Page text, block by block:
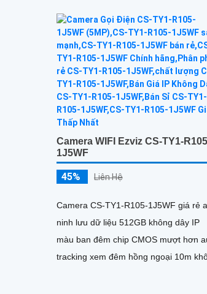
đêm thông qua công nghệ hồng ngoại
30m IP Wifi
Camera WIFI Ezviz CS-TY1-
1J5WF
45% Liên Hệ
Camera CS-TY1-R105-1J5WF giá rẻ
ninh lưu dữ liệu 512GB không dây IP
màu ban đêm chip CMOS mượt hơn
tracking xem đêm hồng ngoại 10m